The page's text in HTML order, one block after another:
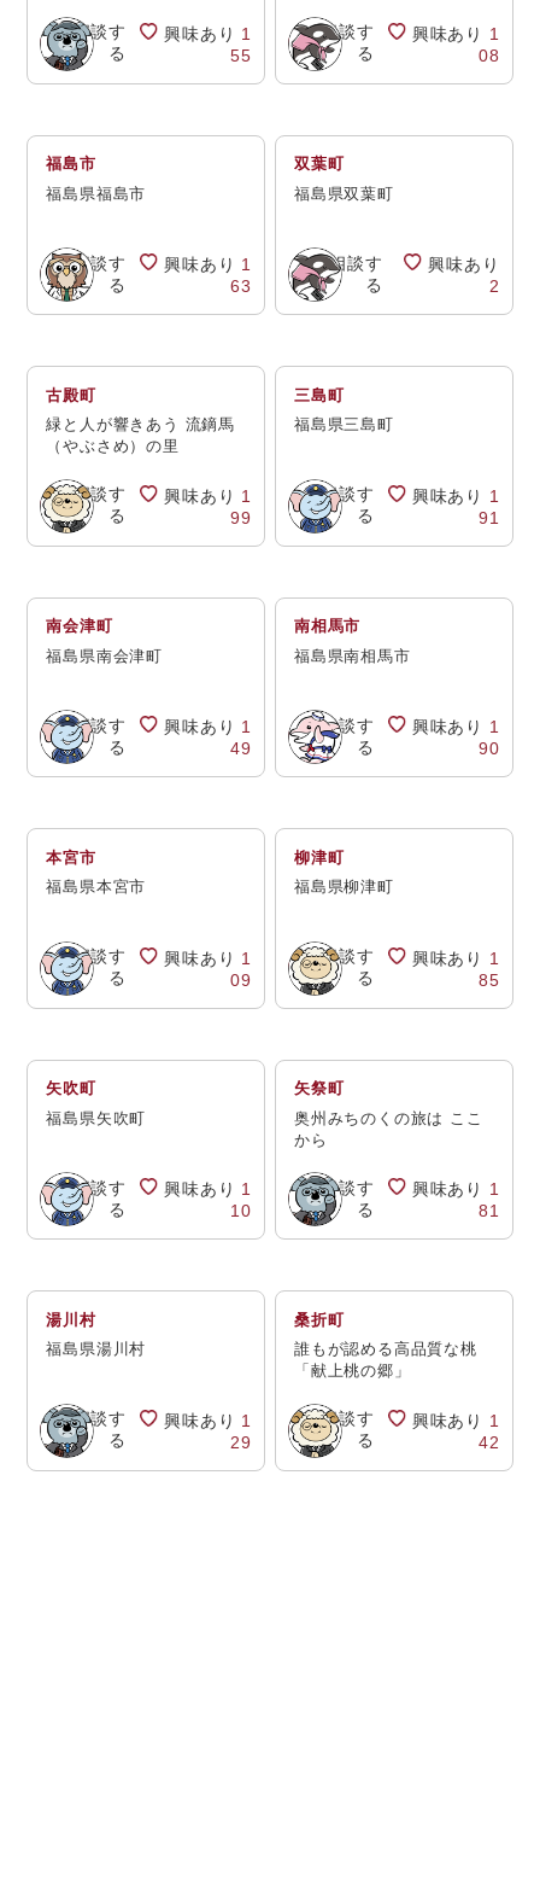
相談す
る
興味あり 1
55
相談す
る
興味あり 1
08
福島市
福島県福島市
相談す
る
興味あり 1
63
双葉町
福島県双葉町
相談す
る
興味あり
2
古殿町
緑と人が響きあう 流鏑馬
（やぶさめ）の里
相談す
る
興味あり 1
99
三島町
福島県三島町
相談す
る
興味あり 1
91
南会津町
福島県南会津町
相談す
る
興味あり 1
49
南相馬市
福島県南相馬市
相談す
る
興味あり 1
90
本宮市
福島県本宮市
相談す
る
興味あり 1
09
柳津町
福島県柳津町
相談す
る
興味あり 1
85
矢吹町
福島県矢吹町
相談す
る
興味あり 1
10
矢祭町
奥州みちのくの旅は ここ
から
相談す
る
興味あり 1
81
湯川村
福島県湯川村
相談す
る
興味あり 1
29
桑折町
誰もが認める高品質な桃
「献上桃の郷」
相談す
る
興味あり 1
42